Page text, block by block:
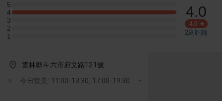
5
5 星：0 則評論
4
4 星：1 則評論
3
3 星：0 則評論
2
2 星：0 則評論
1
1 星：0 則評論
4.0
4.0
2則評論
雲林縣斗六市府文路121號
今日營業: 11:00-13:30, 17:00-19:30